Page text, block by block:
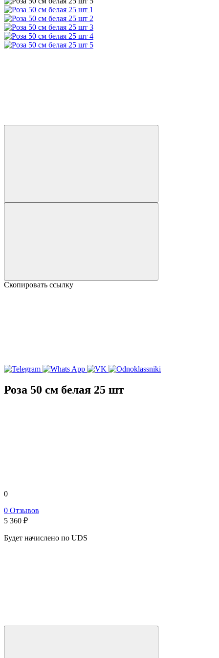
Скопировать ссылку
Роза 50 см белая 25 шт
0
0 Отзывов
5 360 ₽
Будет начислено по UDS